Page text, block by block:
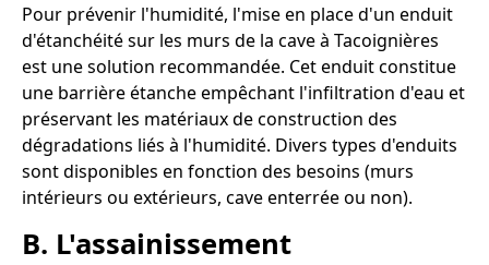
Pour prévenir l'humidité, l'mise en place d'un enduit
d'étanchéité sur les murs de la cave à Tacoignières
est une solution recommandée. Cet enduit constitue
une barrière étanche empêchant l'infiltration d'eau et
préservant les matériaux de construction des
dégradations liés à l'humidité. Divers types d'enduits
sont disponibles en fonction des besoins (murs
intérieurs ou extérieurs, cave enterrée ou non).
B. L'assainissement